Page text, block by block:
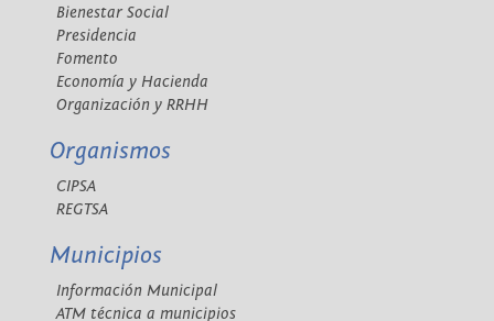
Bienestar Social
Presidencia
Fomento
Economía y Hacienda
Organización y RRHH
Organismos
CIPSA
REGTSA
Municipios
Información Municipal
ATM técnica a municipios